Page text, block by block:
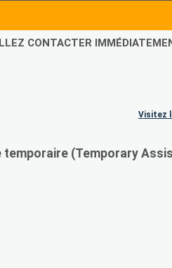
CONTACTER
Visitez
(Temporary